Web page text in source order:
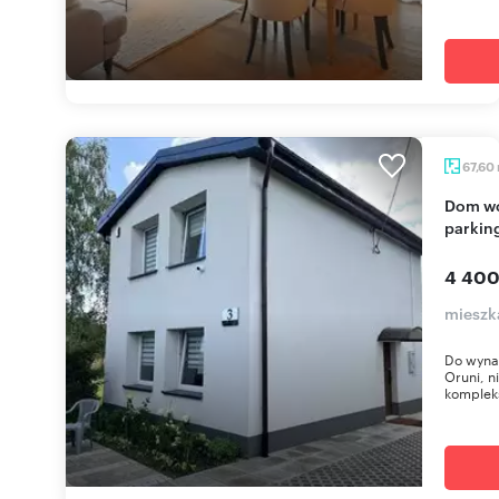
67,60
Dom wolnostojący w Gdańsku - komfort, ogród,
4
Do
Oruni,